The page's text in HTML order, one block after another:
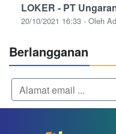
LOKER - PT
20/10/2021 16:33 - Oleh
Berlangganan